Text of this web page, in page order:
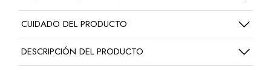
CUIDADO DEL PRODUCTO
DESCRIPCIÓN DEL PRODUCTO